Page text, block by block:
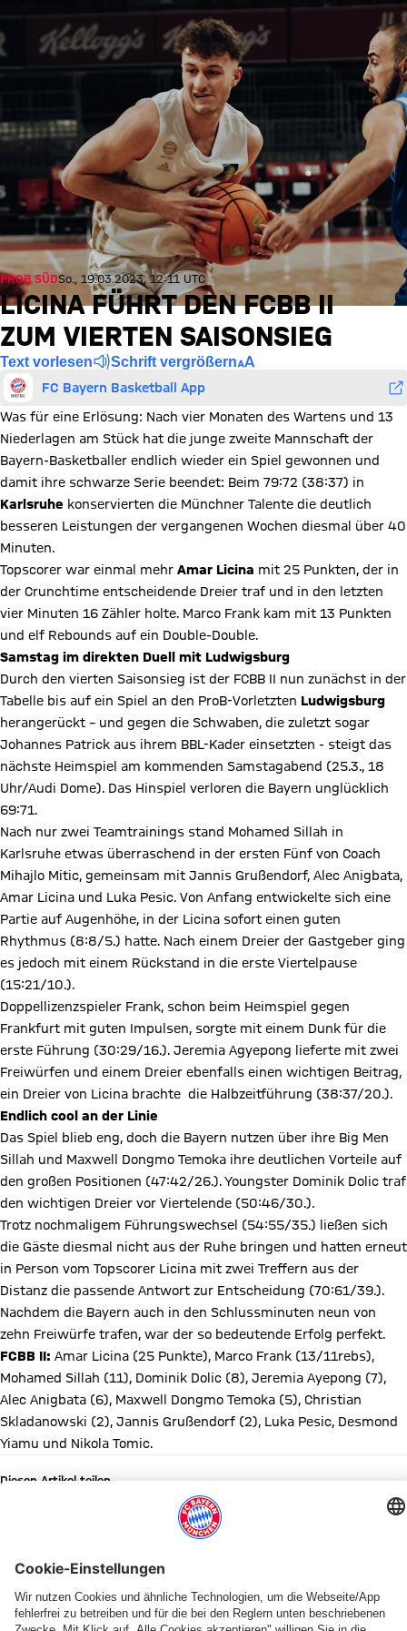
PROB SÜDSo., 19.03.2023, 12:11 UTC
LICINA FÜHRT DEN FCBB II
ZUM VIERTEN SAISONSIEG
Text vorlesen Schrift vergrößern
FC Bayern Basketball App
Was für eine Erlösung: Nach vier Monaten des Wartens und 13
Niederlagen am Stück hat die junge zweite Mannschaft der
Bayern-Basketballer endlich wieder ein Spiel gewonnen und
damit ihre schwarze Serie beendet: Beim 79:72 (38:37) in
Karlsruhe konservierten die Münchner Talente die deutlich
besseren Leistungen der vergangenen Wochen diesmal über 40
Minuten.
Topscorer war einmal mehr Amar Licina mit 25 Punkten, der in
der Crunchtime entscheidende Dreier traf und in den letzten
vier Minuten 16 Zähler holte. Marco Frank kam mit 13 Punkten
und elf Rebounds auf ein Double-Double.
Samstag im direkten Duell mit Ludwigsburg
Durch den vierten Saisonsieg ist der FCBB II nun zunächst in der
Tabelle bis auf ein Spiel an den ProB-Vorletzten Ludwigsburg
herangerückt – und gegen die Schwaben, die zuletzt sogar
Johannes Patrick aus ihrem BBL-Kader einsetzten - steigt das
nächste Heimspiel am kommenden Samstagabend (25.3., 18
Uhr/Audi Dome). Das Hinspiel verloren die Bayern unglücklich
69:71.
Nach nur zwei Teamtrainings stand Mohamed Sillah in
Karlsruhe etwas überraschend in der ersten Fünf von Coach
Mihajlo Mitic, gemeinsam mit Jannis Grußendorf, Alec Anigbata,
Amar Licina und Luka Pesic. Von Anfang entwickelte sich eine
Partie auf Augenhöhe, in der Licina sofort einen guten
Rhythmus (8:8/5.) hatte. Nach einem Dreier der Gastgeber ging
es jedoch mit einem Rückstand in die erste Viertelpause
(15:21/10.).
Doppellizenzspieler Frank, schon beim Heimspiel gegen
Frankfurt mit guten Impulsen, sorgte mit einem Dunk für die
erste Führung (30:29/16.). Jeremia Agyepong lieferte mit zwei
Freiwürfen und einem Dreier ebenfalls einen wichtigen Beitrag,
ein Dreier von Licina brachte die Halbzeitführung (38:37/20.).
Endlich cool an der Linie
Das Spiel blieb eng, doch die Bayern nutzen über ihre Big Men
Sillah und Maxwell Dongmo Temoka ihre deutlichen Vorteile auf
den großen Positionen (47:42/26.). Youngster Dominik Dolic traf
den wichtigen Dreier vor Viertelende (50:46/30.).
Trotz nochmaligem Führungswechsel (54:55/35.) ließen sich
die Gäste diesmal nicht aus der Ruhe bringen und hatten erneut
in Person vom Topscorer Licina mit zwei Treffern aus der
Distanz die passende Antwort zur Entscheidung (70:61/39.).
Nachdem die Bayern auch in den Schlussminuten neun von
zehn Freiwürfe trafen, war der so bedeutende Erfolg perfekt.
FCBB II: Amar Licina (25 Punkte), Marco Frank (13/11rebs),
Mohamed Sillah (11), Dominik Dolic (8), Jeremia Ayepong (7),
Alec Anigbata (6), Maxwell Dongmo Temoka (5), Christian
Skladanowski (2), Jannis Grußendorf (2), Luka Pesic, Desmond
Yiamu und Nikola Tomic.
Diesen Artikel teilen
WEITERE NEWS
PROB PROB-SAISON VORBEI
PROB-PLAYOFFS
KNAPPES 83:88 IN WESTERSTEDE
PROB-ACHTELFINALE
PROB SÜDPROB-FINALE & U19-PLAYOFFS
PROB SÜD